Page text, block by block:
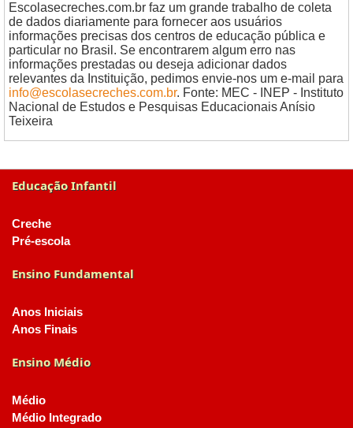
Escolasecreches.com.br faz um grande trabalho de coleta
de dados diariamente para fornecer aos usuários
informações precisas dos centros de educação pública e
particular no Brasil. Se encontrarem algum erro nas
informações prestadas ou deseja adicionar dados
relevantes da Instituição, pedimos envie-nos um e-mail para
info@escolasecreches.com.br. Fonte: MEC - INEP - Instituto
Nacional de Estudos e Pesquisas Educacionais Anísio
Teixeira
Educação Infantil
Creche
Pré-escola
Ensino Fundamental
Anos Iniciais
Anos Finais
Ensino Médio
Médio
Médio Integrado